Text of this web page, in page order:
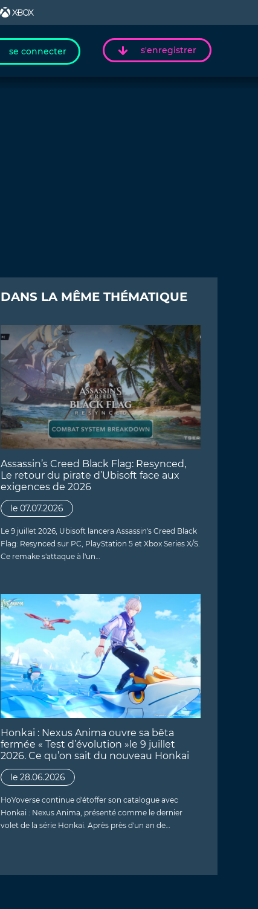
se connecter s'enregistrer
DANS LA MÊME THÉMATIQUE
Assassin’s Creed Black Flag: Resynced,
Le retour du pirate d’Ubisoft face aux
exigences de 2026
le 07.07.2026
Le 9 juillet 2026, Ubisoft lancera Assassin's Creed Black
Flag: Resynced sur PC, PlayStation 5 et Xbox Series X/S.
Ce remake s'attaque à l'un…
Honkai : Nexus Anima ouvre sa bêta
fermée « Test d’évolution »le 9 juillet
2026. Ce qu’on sait du nouveau Honkai
le 28.06.2026
HoYoverse continue d'étoffer son catalogue avec
Honkai : Nexus Anima, présenté comme le dernier
volet de la série Honkai. Après près d'un an de…